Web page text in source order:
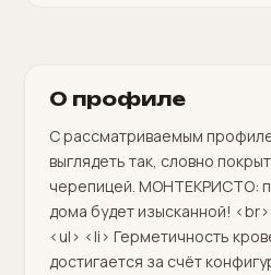
О профиле
С рассматриваемым
выглядеть так, словно
черепицей. МОНТЕКРИСТО:
дома будет изысканной!
<ul> <li> Герметичность
достигается за счёт